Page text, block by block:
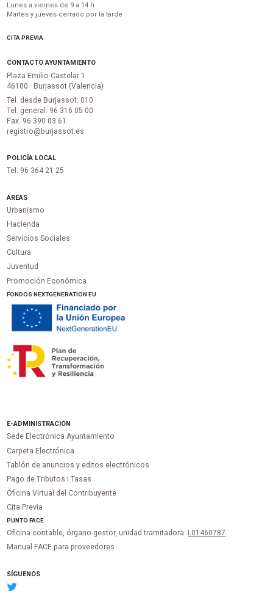
Lunes a viernes de 9 a 14 h
Martes y jueves cerrado por la tarde
CITA PREVIA
CONTACTO AYUNTAMIENTO
Plaza Emilio Castelar 1
46100 · Burjassot (Valencia)
Tel. desde Burjassot: 010
Tel. general: 96 316 05 00
Fax. 96 390 03 61
registro@burjassot.es
POLICÍA LOCAL
Tel. 96 364 21 25
ÁREAS
Urbanismo
Hacienda
Servicios Sociales
Cultura
Juventud
Promoción Económica
FONDOS NEXTGENERATION EU
E-ADMINISTRACIÓN
Sede Electrónica Ayuntamiento
Carpeta Electrónica
Tablón de anuncios y editos electrónicos
Pago de Tributos i Tasas
Oficina Virtual del Contribuyente
Cita Previa
PUNTOFACE
Oficina contable, órgano gestor, unidad tramitadora: L01460787
Manual FACE para proveedores
SÍGUENOS